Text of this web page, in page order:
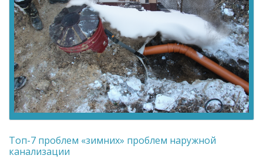
Топ-7 проблем «зимних» проблем наружной
канализации